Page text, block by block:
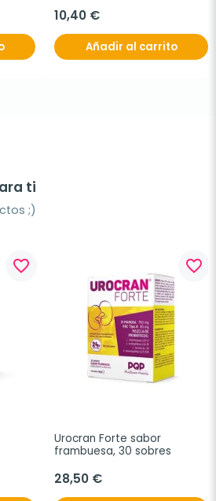
10,40 €
Añadir al carrito
ti
;)
favorite_border favorite_border
Urocran Forte sabor
frambuesa, 30 sobres
28,50 €